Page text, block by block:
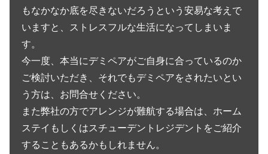
もなかなか底を尽きないだろうという安易な考えで
いますと、ストレスフルな生活になってしまいま
す。
今一度、本当にデミペアがご自身に合っているのか
ご検討いただき、それでもデミペアをされたいとい
う方は、お問合せください。
また弊社の方でアレンジが難航する場合は、ホーム
ステイもしくはスチューデントレジデントをご紹介
することもあるかもしれません。